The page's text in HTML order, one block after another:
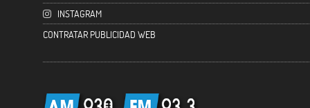
INSTAGRAM
CONTRATAR PUBLICIDAD WEB